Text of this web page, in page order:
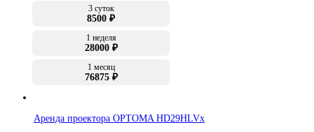
3 суток
8500 ₽
1 неделя
28000 ₽
1 месяц
76875 ₽
Аренда проектора OPTOMA HD29HLVx